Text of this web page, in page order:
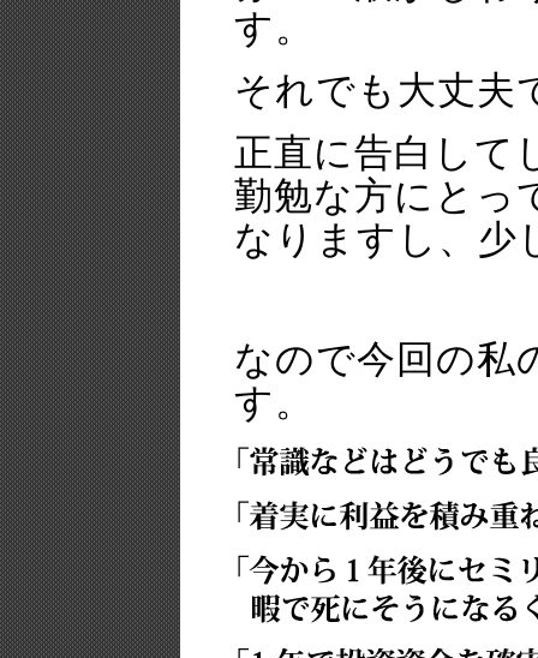
す。
それでも大丈夫
正直に告白して
勤勉な方にとっ
なりますし、少
なので今回の私
す。